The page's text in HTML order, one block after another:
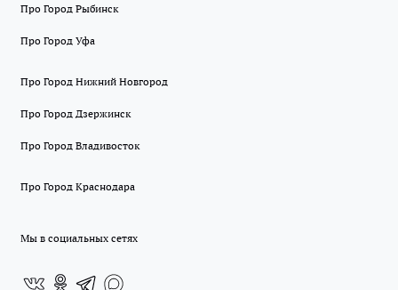
Про Город Рыбинск
Про Город Уфа
Про Город Нижний Новгород
Про Город Дзержинск
Про Город Владивосток
Про Город Краснодара
Мы в социальных сетях